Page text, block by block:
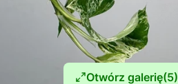
Otwórz galerię(5)